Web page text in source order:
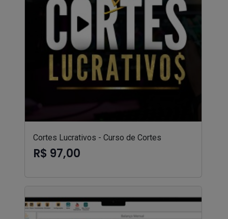
Cortes Lucrativos - Curso de Cortes
R$ 97,00